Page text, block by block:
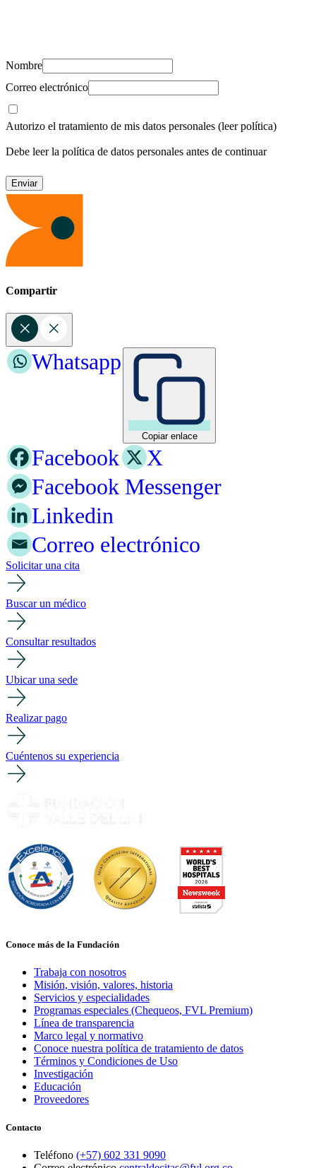
Nombre
Correo electrónico
Autorizo el tratamiento de mis datos personales (leer política)
Debe leer la política de datos personales antes de continuar
Compartir
Copiar enlace
Whatsapp
Facebook
X
Facebook Messenger
Linkedin
Correo electrónico
Solicitar una cita
Buscar un médico
Consultar resultados
Ubicar una sede
Realizar pago
Cuéntenos su experiencia
Conoce más de la Fundación
Trabaja con nosotros
Misión, visión, valores, historia
Servicios y especialidades
Programas especiales (Chequeos, FVL Premium)
Línea de transparencia
Marco legal y normativo
Conoce nuestra política de tratamiento de datos
Términos y Condiciones de Uso
Investigación
Educación
Proveedores
Contacto
Teléfono (+57) 602 331 9090